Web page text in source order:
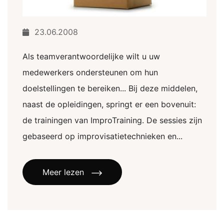
23.06.2008
Als teamverantwoordelijke wilt u uw
medewerkers ondersteunen om hun
doelstellingen te bereiken... Bij deze middelen,
naast de opleidingen, springt er een bovenuit:
de trainingen van ImproTraining. De sessies zijn
gebaseerd op improvisatietechnieken en...
Meer lezen